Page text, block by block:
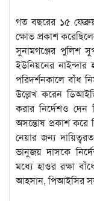
গত বছরের ১৫
ক্ষোভ প্রকাশ
সুনামগঞ্জের পুলিশ
ইউনিয়নের নাইন্দার
পরিদর্শনকালে বাঁধ
উল্লেখ করেন
করার নির্দেশও দেন
অসন্তোষ প্রকাশ
নেয়ার জন্য
ভানুজয় দাসকে
মধ্যে হাওর রক্ষা
আহসান, পিআইসির